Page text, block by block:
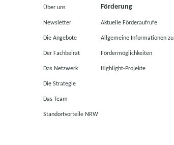
Über uns
Newsletter
Die Angebote
Der Fachbeirat
Das Netzwerk
Die Strategie
Das Team
Standortvorteile NRW
Förderung
Aktuelle Förderaufrufe
Allgemeine Informationen zu
Fördermöglichkeiten
Highlight-Projekte